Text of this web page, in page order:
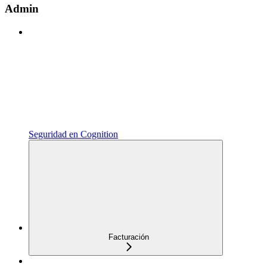
Admin
Seguridad en Cognition
Facturación